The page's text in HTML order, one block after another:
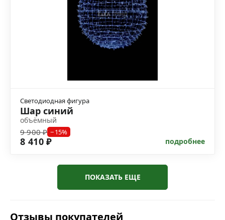
Светодиодная фигура
Шар синий
объёмный
9 900 ₽ −15%
8 410 ₽ подробнее
ПОКАЗАТЬ ЕЩЕ
Отзывы покупателей